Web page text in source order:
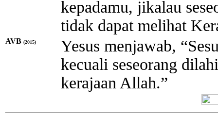
kepadamu, jikalau
tidak dapat melihat
AVB (2015)
Yesus menjawab,
kecuali seseorang
kerajaan Allah.”